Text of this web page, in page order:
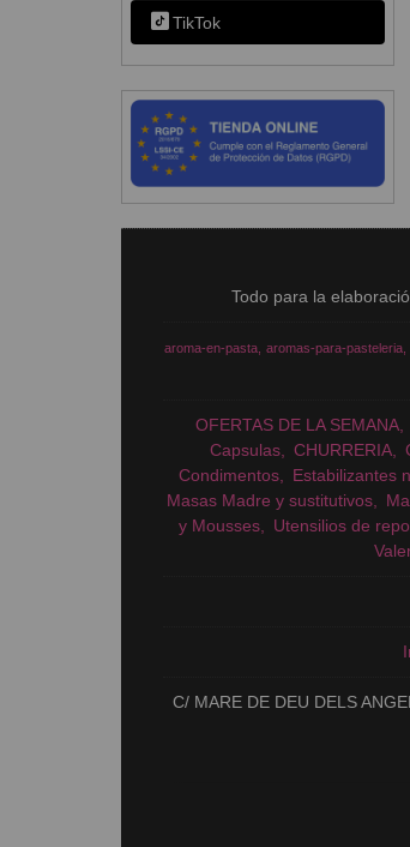
TikTok
Todo para la
aroma-en-pasta aromas-para-pasteleria
OFERTAS DE LA SEMANA
Capsulas
CHURRERIA
Condimentos
Estabilizantes
Masas Madre y sustitutivos
y Mousses
Utensilios de
C/ MARE DE DEU DELS